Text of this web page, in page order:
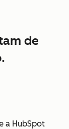
de
a HubSpot